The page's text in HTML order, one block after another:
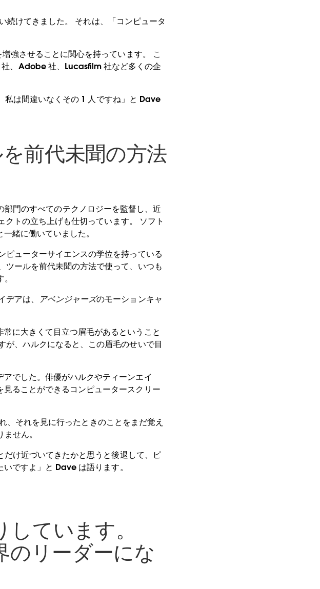
続けてきました。 それは、「コンピュータ
強させることに関心を持っています。 こ
、Adobe 社、Lucasfilm 社など多くの企
私は間違いなくその 1 人ですね」と Dave
前代未聞の方法
門のすべてのテクノロジーを監督し、近
クトの立ち上げも仕切っています。 ソフト
緒に働いていました。
ピューターサイエンスの学位を持っている
ツールを前代未聞の方法で使って、いつも
アは、
アベンジャーズのモーションキャ
に大きくて目立つ眉毛があるということ
が、ハルクになると、この眉毛のせいで目
でした。俳優がハルクやティーンエイ
ることができるコンピュータースクリー
、それを見に行ったときのことをまだ覚え
せん。
だけ近づいてきたかと思うと後退して、ピ
ですよ」と Dave は語ります。
ています。
リーダーにな